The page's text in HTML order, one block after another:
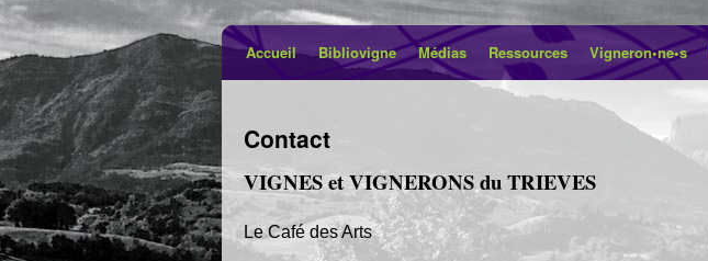
Accueil Bibliovigne Médias Ressources Vigneron•ne•s
Contact
VIGNES et VIGNERONS du TRIEVES
Le Café des Arts